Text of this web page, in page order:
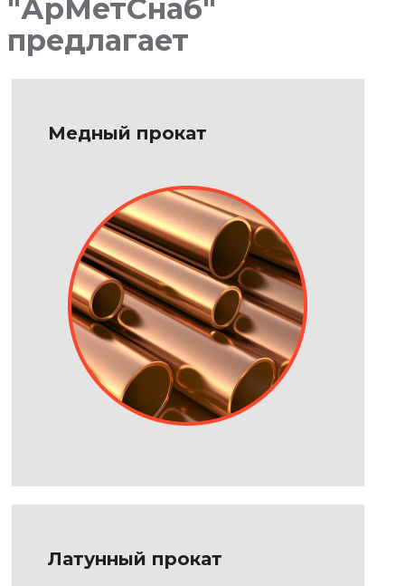
"АрМетСнаб"
предлагает
Медный прокат
Латунный прокат